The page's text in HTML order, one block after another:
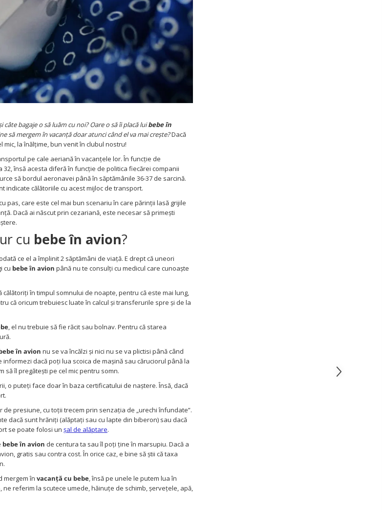
câte bagaje o să luăm cu noi? Oare o să îi placă luibebe în
să mergem în vacanță doar atunci când el va mai crește?Dacă
la înălțime, bun venit în clubul nostru!
pe cale aeriană în vacanțele lor. În funcție de
însă acesta diferă în funcție de politica fiecărei companii
să bordul aeronavei până în săptămânile 36-37 de sarcină.
indicate călătoriile cu acest mijloc de transport.
pas, care este cel mai bun scenariu în care părinții lasă grijile
Dacă ai născut prin cezariană, este necesar să primești
cu bebe în avion?
odată ce el a împlinit 2 săptămâni de viață. E drept că uneori
cu bebe în avion până nu te consulți cu medicul care cunoaște
în timpul somnului de noapte, pentru că este mai lung,
că oricum trebuiesc luate în calcul și transferurile spre și de la
, el nu trebuie să fie răcit sau bolnav. Pentru că starea
în avion nu se va încălzi și nici nu se va plictisi până când
dacă poți lua scoica de mașină sau căruciorul până la
să îl pregătești pe cel mic pentru somn.
o puteți face doar în baza certificatului de naștere. Însă, dacă
de presiune, cu toții trecem prin senzația de „urechi înfundate”.
dacă sunt hrăniți (alăptați sau cu lapte din biberon) sau dacă
se poate folosi un șal de alăptare.
bebe în avion de centura ta sau îl poți ține în marsupiu. Dacă a
gratis sau contra cost. În orice caz, e bine să știi că taxa
mergem în vacanță cu bebe, însă pe unele le putem lua în
, ne referim la scutece umede, hăinuțe de schimb, șervețele, apă,